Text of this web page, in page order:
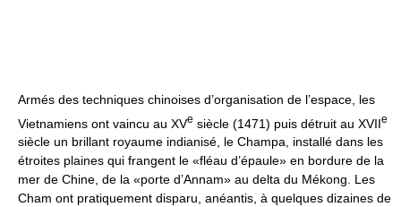
Armés des techniques chinoises d’organisation de l’espace, les
Vietnamiens ont vaincu au XVe siècle (1471) puis détruit au XVIIe
siècle un brillant royaume indianisé, le Champa, installé dans les
étroites plaines qui frangent le «fléau d’épaule» en bordure de la
mer de Chine, de la «porte d’Annam» au delta du Mékong. Les
Cham ont pratiquement disparu, anéantis, à quelques dizaines de